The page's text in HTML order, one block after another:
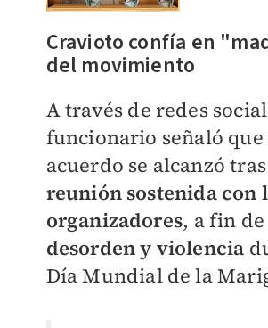
Cravioto confía en
del movimiento
A través de redes
funcionario señaló que
acuerdo se alcanzó
reunión sostenida con
organizadores, a fin de
desorden y violencia
Día Mundial de la